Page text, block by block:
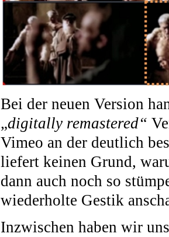
Bei der neuen Version
„digitally remastered“
Vimeo an der deutlich
liefert keinen Grund,
dann auch noch so
wiederholte Gestik
Inzwischen haben wir